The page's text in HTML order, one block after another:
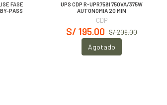
FASE
PASS
UPS CDP R-UPR758I 750VA/375W
AUTONOMIA 20 MIN
CDP
S/ 209.00
S/ 195.00
Agotado